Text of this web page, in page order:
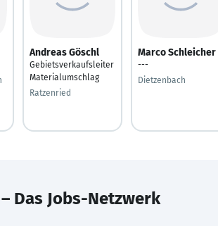
Andreas Göschl
Gebietsverkaufsleiter
Materialumschlag
Ratzenried
Marco Schleicher
---
Dietzenbach
– Das Jobs-Netzwerk